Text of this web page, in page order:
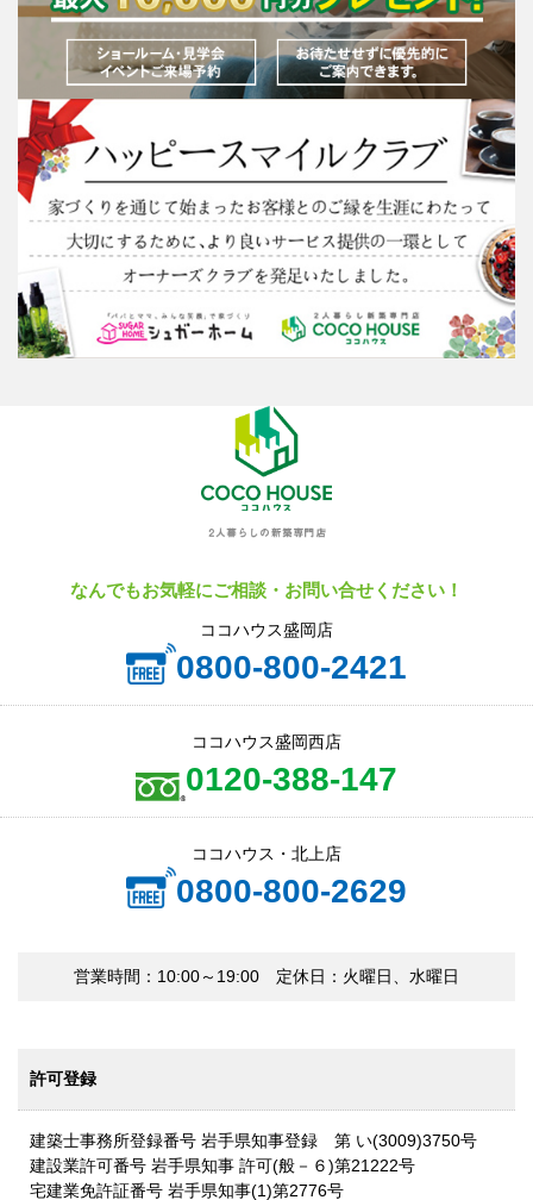
なんでもお気軽にご相談・お問い合せください！
ココハウス盛岡店
0800-800-2421
ココハウス盛岡西店
0120-388-147
ココハウス・北上店
0800-800-2629
営業時間：10:00～19:00 定休日：火曜日、水曜日
許可登録
建築士事務所登録番号 岩手県知事登録 第 い(3009)3750号
建設業許可番号 岩手県知事 許可(般－６)第21222号
宅建業免許証番号 岩手県知事(1)第2776号